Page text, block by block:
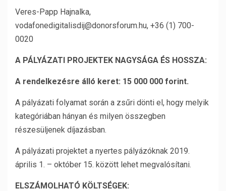
Veres-Papp Hajnalka,
vodafonedigitalisdij@donorsforum.hu, +36 (1) 700-
0020
A PÁLYÁZATI PROJEKTEK NAGYSÁGA ÉS HOSSZA:
A rendelkezésre álló keret: 15 000 000 forint.
A pályázati folyamat során a zsűri dönti el, hogy melyik
kategóriában hányan és milyen összegben
részesüljenek díjazásban.
A pályázati projektet a nyertes pályázóknak 2019.
április 1. – október 15. között lehet megvalósítani.
ELSZÁMOLHATÓ KÖLTSÉGEK: